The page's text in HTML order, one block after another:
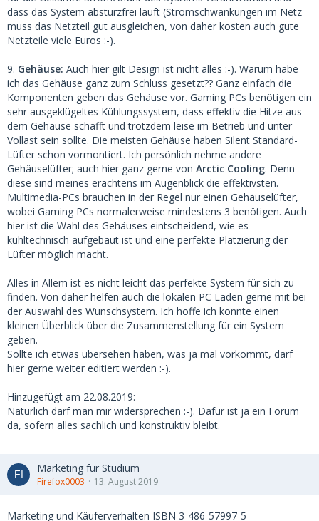
dass das System absturzfrei läuft (Stromschwankungen im Netz
muss das Netzteil gut ausgleichen, von daher kosten auch gute
Netzteile viele Euros :-).
9. Gehäuse: Auch hier gilt Design ist nicht alles :-). Warum habe
ich das Gehäuse ganz zum Schluss gesetzt?? Ganz einfach die
Komponenten geben das Gehäuse vor. Gaming PCs benötigen ein
sehr ausgeklügeltes Kühlungssystem, dass effektiv die Hitze aus
dem Gehäuse schafft und trotzdem leise im Betrieb und unter
Vollast sein sollte. Die meisten Gehäuse haben Silent Standard-
Lüfter schon vormontiert. Ich persönlich nehme andere
Gehäuselüfter; auch hier ganz gerne von Arctic Cooling. Denn
diese sind meines erachtens im Augenblick die effektivsten.
Multimedia-PCs brauchen in der Regel nur einen Gehäuselüfter,
wobei Gaming PCs normalerweise mindestens 3 benötigen. Auch
hier ist die Wahl des Gehäuses eintscheidend, wie es
kühltechnisch aufgebaut ist und eine perfekte Platzierung der
Lüfter möglich macht.
Alles in Allem ist es nicht leicht das perfekte System für sich zu
finden. Von daher helfen auch die lokalen PC Läden gerne mit bei
der Auswahl des Wunschsystem. Ich hoffe ich konnte einen
kleinen Überblick über die Zusammenstellung für ein System
geben.
Sollte ich etwas übersehen haben, was ja mal vorkommt, darf
hier gerne weiter editiert werden :-).
Hinzugefügt am 22.08.2019:
Natürlich darf man mir widersprechen :-). Dafür ist ja ein Forum
da, sofern alles sachlich und konstruktiv bleibt.
Marketing für Studium
Firefox0003 13. August 2019
Marketing und Käuferverhalten ISBN 3-486-57997-5